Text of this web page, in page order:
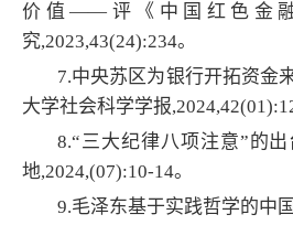
价值——评《中国红色金
究,2023,43(24):234。
7.中央苏区为银行开拓资金
大学社会科学学报
8.“三大纪律八项注意”的
地,2024,(07):10-14。
9.毛泽东基于实践哲学的中